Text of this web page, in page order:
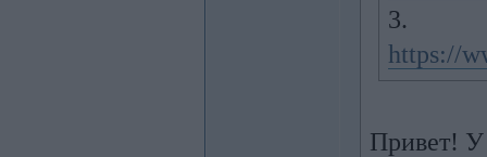
3.
https://
Привет!